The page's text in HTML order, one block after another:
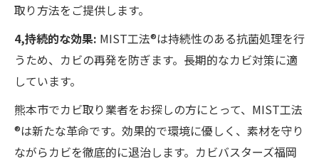
取り方法をご提供します。
4,持続的な効果: MIST工法®は持続性のある抗菌処理を行
うため、カビの再発を防ぎます。長期的なカビ対策に適
しています。
熊本市でカビ取り業者をお探しの方にとって、MIST工法
®は新たな革命です。効果的で環境に優しく、素材を守り
ながらカビを徹底的に退治します。カビバスターズ福岡